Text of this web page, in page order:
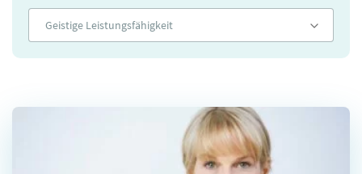
Geistige Leistungsfähigkeit